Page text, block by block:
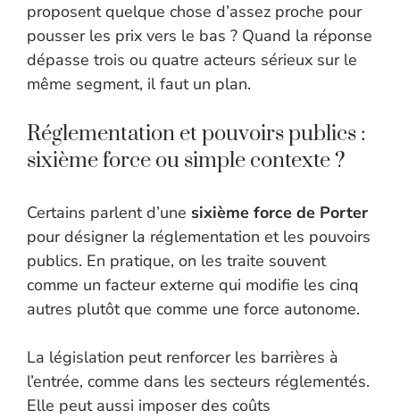
proposent quelque chose d’assez proche pour
pousser les prix vers le bas ? Quand la réponse
dépasse trois ou quatre acteurs sérieux sur le
même segment, il faut un plan.
Réglementation et pouvoirs publics :
sixième force ou simple contexte ?
Certains parlent d’une sixième force de Porter
pour désigner la réglementation et les pouvoirs
publics. En pratique, on les traite souvent
comme un facteur externe qui modifie les cinq
autres plutôt que comme une force autonome.
La législation peut renforcer les barrières à
l’entrée, comme dans les secteurs réglementés.
Elle peut aussi imposer des coûts